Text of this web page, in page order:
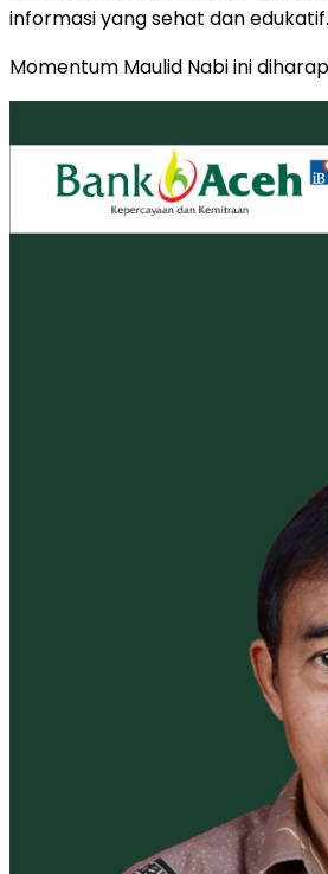
informasi yang sehat dan edukatif.
Momentum Maulid Nabi ini